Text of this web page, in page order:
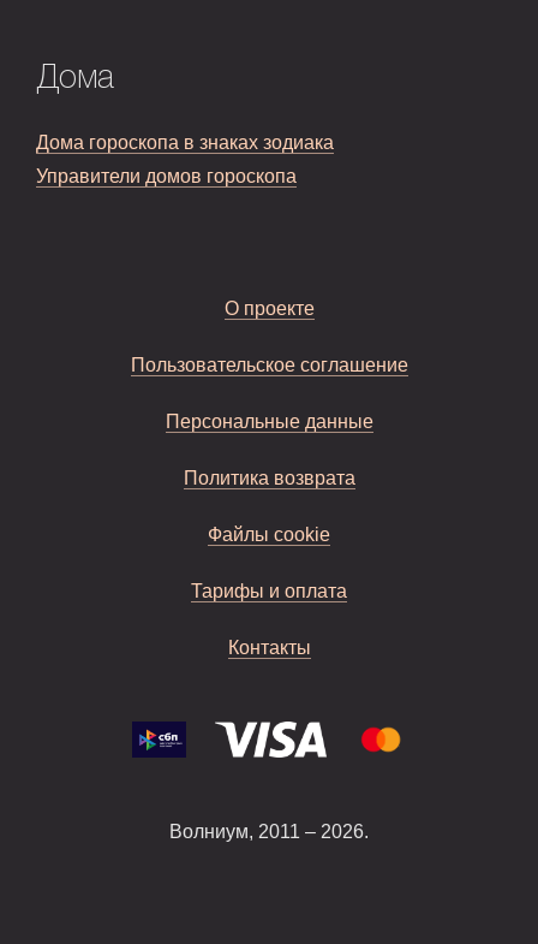
Дома
Дома гороскопа в знаках зодиака
Управители домов гороскопа
О проекте
Пользовательское соглашение
Персональные данные
Политика возврата
Файлы cookie
Тарифы и оплата
Контакты
Волниум, 2011 – 2026.